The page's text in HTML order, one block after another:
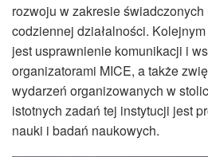
rozwoju w zakresie świadczonych
codziennej działalności.
jest usprawnienie komunikacji i
organizatorami MICE, a także
wydarzeń organizowanych w
istotnych zadań tej instytucji jest
nauki i badań naukowych.